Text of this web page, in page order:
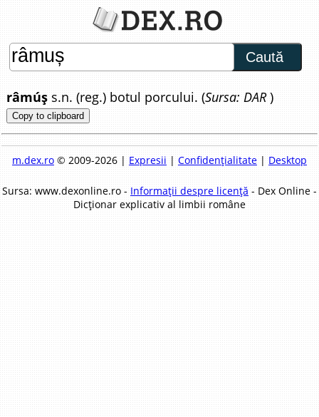
Caută
râmúș s.n. (reg.) botul porcului. (Sursa: DAR)
Copy to clipboard
m.dex.ro© 2009-2026 | Expresii | Confidențialitate| Desktop
Sursa: www.dexonline.ro - Informații despre licență - Dex Online -
Dicționar explicativ al limbii române